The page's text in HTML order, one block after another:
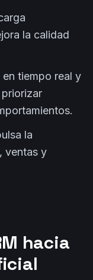
la calidad
tiempo real y
la
ventas y
hacia